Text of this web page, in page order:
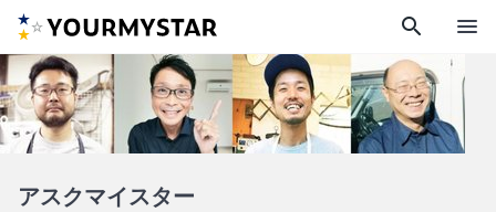
search menu
アスクマイスター